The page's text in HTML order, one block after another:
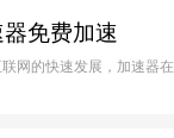
器免费加速
网的快速发展，加速器